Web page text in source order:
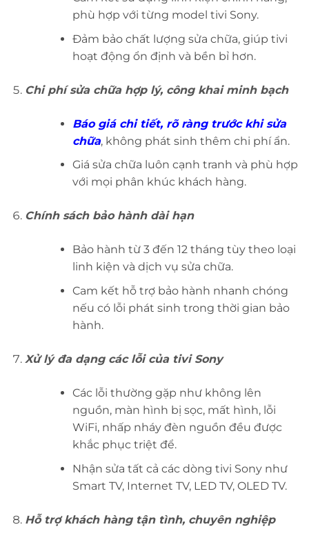
phù hợp với từng model tivi Sony.
Đảm bảo chất lượng sửa chữa, giúp tivi
hoạt động ổn định và bền bỉ hơn.
Chi phí sửa chữa hợp lý, công khai minh bạch
Báo giá chi tiết, rõ ràng trước khi sửa
chữa, không phát sinh thêm chi phí ẩn.
Giá sửa chữa luôn cạnh tranh và phù hợp
với mọi phân khúc khách hàng.
Chính sách bảo hành dài hạn
Bảo hành từ 3 đến 12 tháng tùy theo loại
linh kiện và dịch vụ sửa chữa.
Cam kết hỗ trợ bảo hành nhanh chóng
nếu có lỗi phát sinh trong thời gian bảo
hành.
Xử lý đa dạng các lỗi của tivi Sony
Các lỗi thường gặp như không lên
nguồn, màn hình bị sọc, mất hình, lỗi
WiFi, nhấp nháy đèn nguồn đều được
khắc phục triệt để.
Nhận sửa tất cả các dòng tivi Sony như
Smart TV, Internet TV, LED TV, OLED TV.
Hỗ trợ khách hàng tận tình, chuyên nghiệp